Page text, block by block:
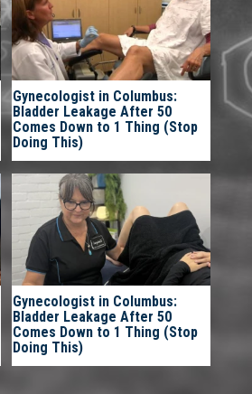
Gynecologist in Columbus:
Bladder Leakage After 50
Comes Down to 1 Thing (Stop
Doing This)
Gynecologist in Columbus:
Bladder Leakage After 50
Comes Down to 1 Thing (Stop
Doing This)